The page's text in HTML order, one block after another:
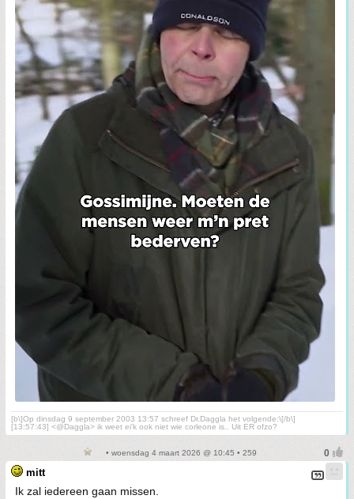
[b\]Op dinsdag 9 september 2003 13:57 schreef Dr.Daggla het volgende:\[/b\]
[13:57:43] <@Daggla> ik weet ei'k ook niet wie corleone is.. Uit ER ofzo?
• woensdag 4 maart 2026 @ 10:45 • 259
mitt
Ik zal iedereen gaan missen.